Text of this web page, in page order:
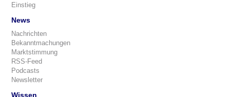
Einstieg
News
Nachrichten
Bekanntmachungen
Marktstimmung
RSS-Feed
Podcasts
Newsletter
Wissen